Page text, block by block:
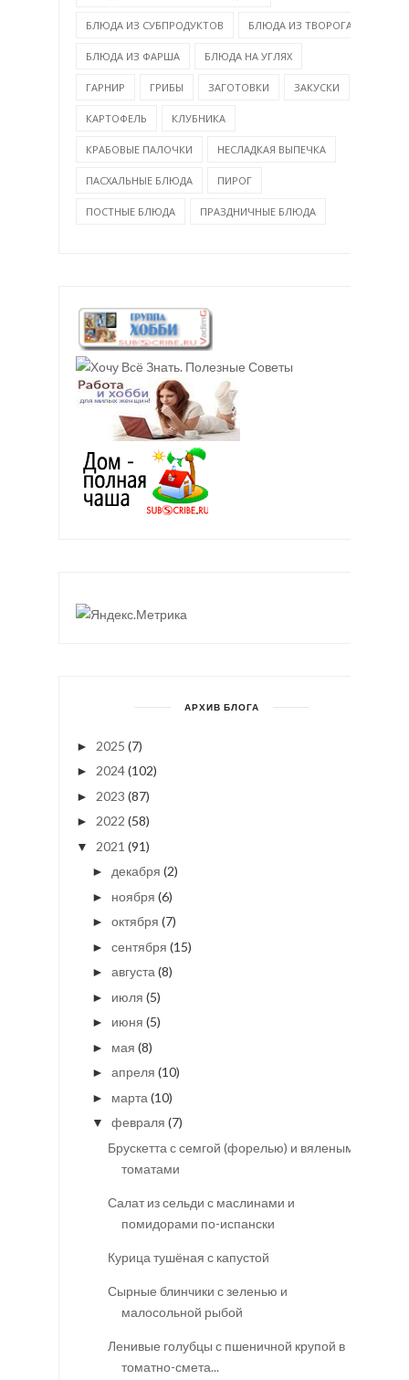
БЛЮДА ИЗ СУБПРОДУКТОВ БЛЮДА ИЗ ТВОРОГА
БЛЮДА ИЗ ФАРША БЛЮДА НА УГЛЯХ
ГАРНИР ГРИБЫ ЗАГОТОВКИ ЗАКУСКИ
КАРТОФЕЛЬ КЛУБНИКА
КРАБОВЫЕ ПАЛОЧКИ НЕСЛАДКАЯ ВЫПЕЧКА
ПАСХАЛЬНЫЕ БЛЮДА ПИРОГ
ПОСТНЫЕ БЛЮДА ПРАЗДНИЧНЫЕ БЛЮДА
АРХИВ БЛОГА
► 2025 (7)
► 2024(102)
► 2023 (87)
► 2022 (58)
▼ 2021 (91)
► декабря (2)
► ноября (6)
► октября (7)
► сентября (15)
► августа (8)
► июля (5)
► июня (5)
► мая (8)
► апреля (10)
► марта (10)
▼ февраля (7)
Брускетта с семгой (форелью) и вяленым
томатами
Салат из сельди с маслинами и
помидорами по-испански
Курица тушёная с капустой
Сырные блинчики с зеленью и
малосольной рыбой
Ленивые голубцы с пшеничной крупой в
томатно-смета...